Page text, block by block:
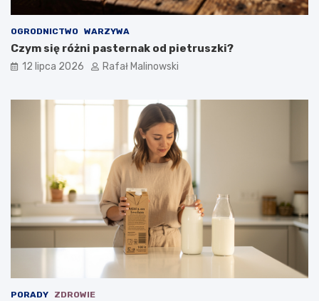
OGRODNICTWO WARZYWA
Czym się różni pasternak od pietruszki?
12 lipca 2026 Rafał Malinowski
PORADY ZDROWIE